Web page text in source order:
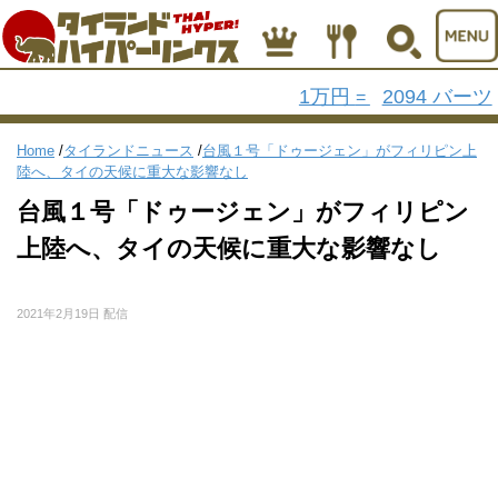
1万円 = 2094 バーツ
Home /タイランドニュース /台風１号「ドゥージェン」がフィリピン上
陸へ、タイの天候に重大な影響なし
台風１号「ドゥージェン」がフィリピン
上陸へ、タイの天候に重大な影響なし
2021年2月19日 配信